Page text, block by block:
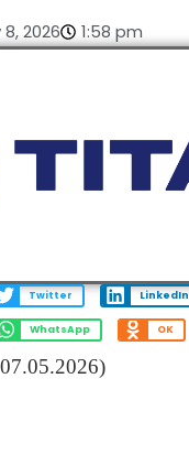
2026 1:58 pm
Twitter LinkedIn
WhatsApp OK